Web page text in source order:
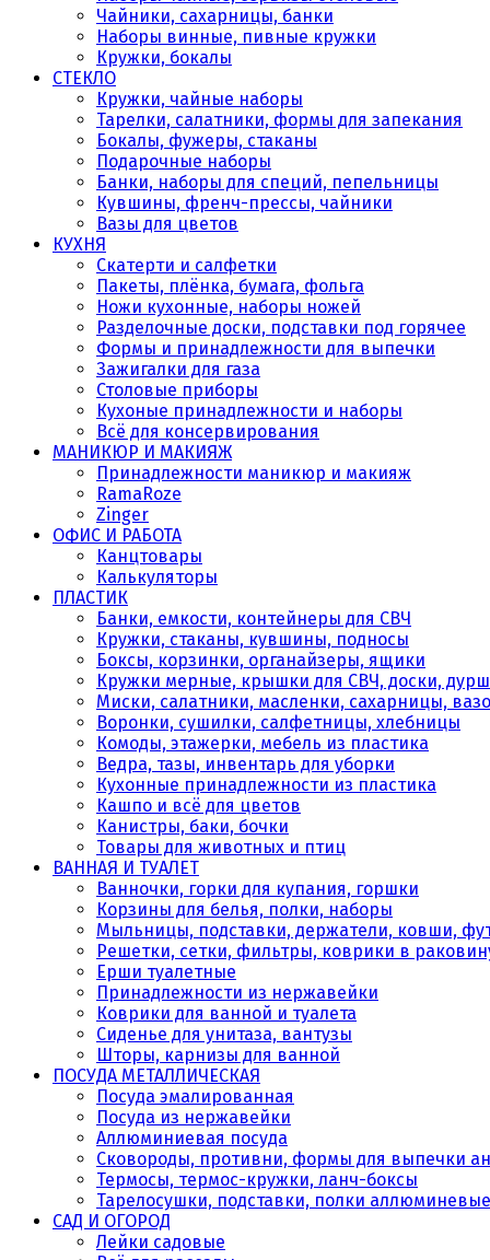
Чайники, сахарницы, банки
Наборы винные, пивные кружки
Кружки, бокалы
СТЕКЛО
Кружки, чайные наборы
Тарелки, салатники, формы для запекания
Бокалы, фужеры, стаканы
Подарочные наборы
Банки, наборы для специй, пепельницы
Кувшины, френч-прессы, чайники
Вазы для цветов
КУХНЯ
Скатерти и салфетки
Пакеты, плёнка, бумага, фольга
Ножи кухонные, наборы ножей
Разделочные доски, подставки под горячее
Формы и принадлежности для выпечки
Зажигалки для газа
Столовые приборы
Кухоные принадлежности и наборы
Всё для консервирования
МАНИКЮР И МАКИЯЖ
Принадлежности маникюр и макияж
RamaRoze
Zinger
ОФИС И РАБОТА
Канцтовары
Калькуляторы
ПЛАСТИК
Банки, емкости, контейнеры для СВЧ
Кружки, стаканы, кувшины, подносы
Боксы, корзинки, органайзеры, ящики
Кружки мерные, крышки для СВЧ, доски,
Миски, салатники, масленки, сахарницы,
Воронки, сушилки, салфетницы, хлебницы
Комоды, этажерки, мебель из пластика
Ведра, тазы, инвентарь для уборки
Кухонные принадлежности из пластика
Кашпо и всё для цветов
Канистры, баки, бочки
Товары для животных и птиц
ВАННАЯ И ТУАЛЕТ
Ванночки, горки для купания, горшки
Корзины для белья, полки, наборы
Мыльницы, подставки, держатели, ковши,
Решетки, сетки, фильтры, коврики в
Ерши туалетные
Принадлежности из нержавейки
Коврики для ванной и туалета
Сиденье для унитаза, вантузы
Шторы, карнизы для ванной
ПОСУДА МЕТАЛЛИЧЕСКАЯ
Посуда эмалированная
Посуда из нержавейки
Аллюминиевая посуда
Сковороды, противни, формы для выпечки
Термосы, термос-кружки, ланч-боксы
Тарелосушки, подставки, полки аллюминевые
САД И ОГОРОД
Лейки садовые